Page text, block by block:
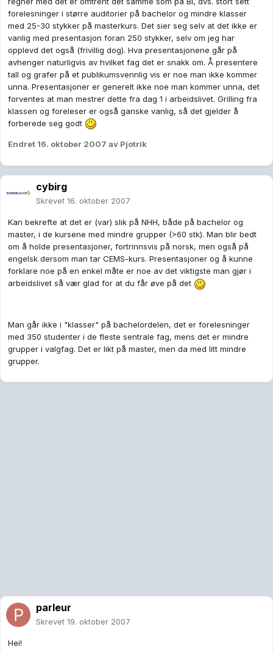
forelesninger i større auditorier på bachelor og mindre klasser
med 25-30 stykker på masterkurs. Det sier seg selv at det ikke er
vanlig med presentasjon foran 250 stykker, selv om jeg har
opplevd det også (frivillig dog). Hva presentasjonene går på
avhenger naturligvis av hvilket fag det er snakk om. Å presentere
tall og grafer på et publikumsvennlig vis er noe man ikke kommer
unna. Presentasjoner er generelt ikke noe man kommer unna, det
forventes at man mestrer dette fra dag 1 i arbeidslivet. Grilling fra
klassen og foreleser er også ganske vanlig, så det gjelder å
forberede seg godt
Endret 16. oktober 2007 av Pjotrik
cybirg
Skrevet 16. oktober 2007
Kan bekrefte at det er (var) slik på NHH, både på bachelor og
master, i de kursene med mindre grupper (>60 stk). Man blir bedt
om å holde presentasjoner, fortrinnsvis på norsk, men også på
engelsk dersom man tar CEMS-kurs. Presentasjoner og å kunne
forklare noe på en enkel måte er noe av det viktigste man gjør i
arbeidslivet så vær glad for at du får øve på det
Man går ikke i "klasser" på bachelordelen, det er forelesninger
med 350 studenter i de fleste sentrale fag, mens det er mindre
grupper i valgfag. Det er likt på master, men da med litt mindre
grupper.
parleur
Skrevet 19. oktober 2007
Hei!